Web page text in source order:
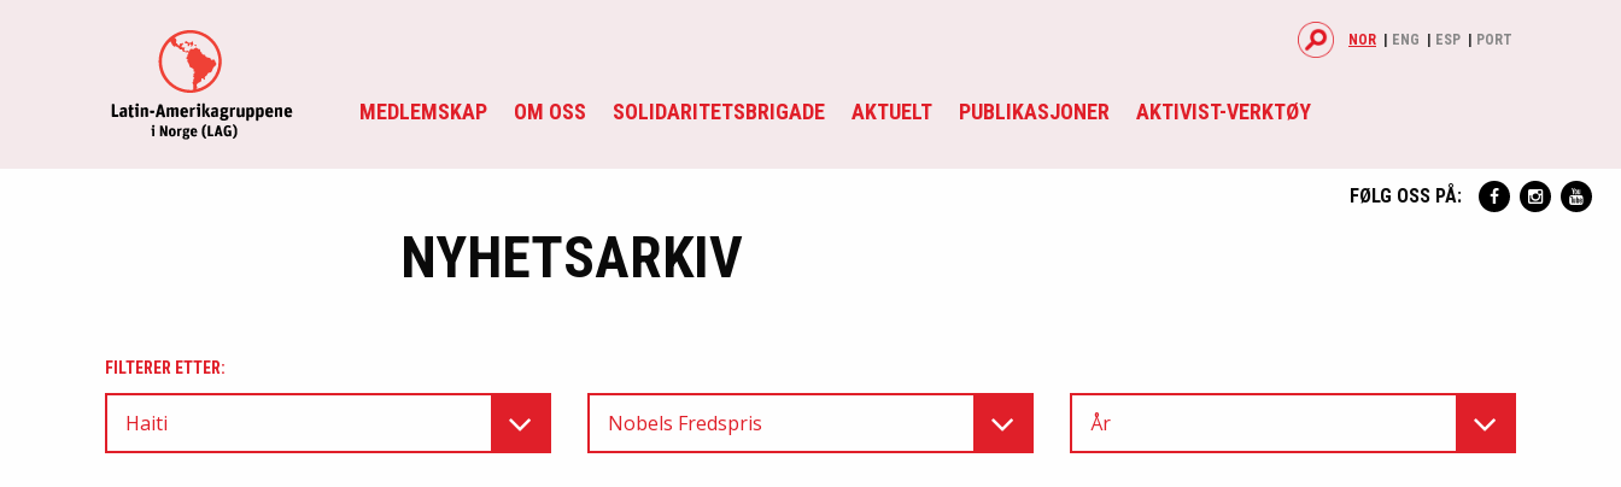
MEDLEMSKAP OM OSS SOLIDARITETSBRIGADE AKTUELT PUBLIKASJONER AKTIVIST-VERKTØY
NOR ENG ESP PORT
FØLG OSS PÅ:
NYHETSARKIV
FILTERER ETTER:
Haiti Nobels Fredspris År